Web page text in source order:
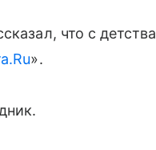
что с детства
».